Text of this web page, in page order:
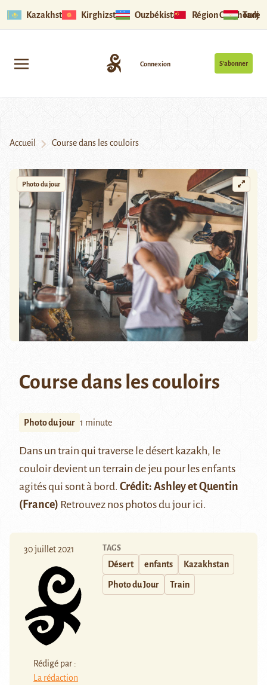
Kazakhstan Kirghizstan Ouzbékistan Région Ouïghoure
S’abonner
Connexion
Accueil Course dans les couloirs
Photo du jour
Course dans les couloirs
Photo du jour 1 minute
Dans un train qui traverse le désert kazakh, le
couloir devient un terrain de jeu pour les enfants
agités qui sont à bord. Crédit: Ashley et Quentin
(France) Retrouvez nos photos du jourici.
30 juillet 2021
Rédigé par :
La rédaction
TAGS
Désert enfants Kazakhstan
Photo du Jour Train